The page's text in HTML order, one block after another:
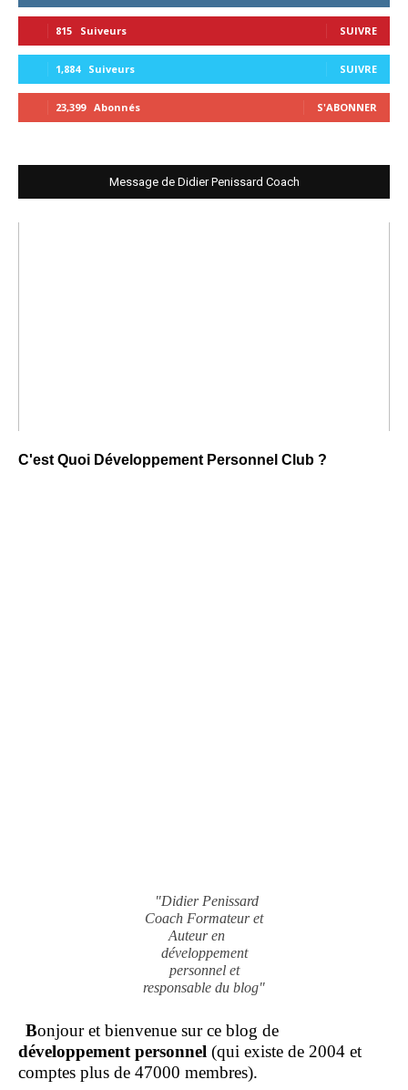
815 Suiveurs SUIVRE
1,884 Suiveurs SUIVRE
23,399 Abonnés S'ABONNER
Message de Didier Penissard Coach
C'est Quoi Développement Personnel Club ?
"Didier Penissard
Coach Formateur et
Auteur en
développement
personnel et
responsable du blog"
Bonjour et bienvenue sur ce blog de
développement personnel (qui existe de 2004 et
comptes plus de 47000 membres).